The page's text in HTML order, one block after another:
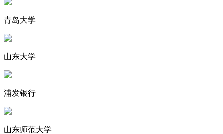
青岛大学
山东大学
浦发银行
山东师范大学